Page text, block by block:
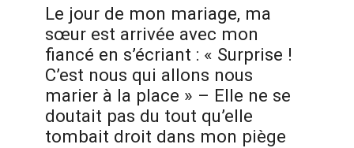
Le jour de mon mariage, ma
sœur est arrivée avec mon
fiancé en s’écriant : « Surprise !
C’est nous qui allons nous
marier à la place » – Elle ne se
doutait pas du tout qu’elle
tombait droit dans mon piège